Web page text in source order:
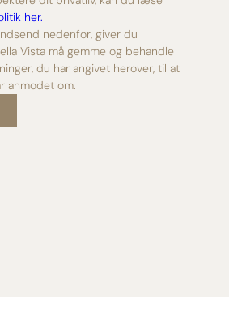
her.
nedenfor, giver du
Vista må gemme og behandle
du har angivet herover, til at
anmodet om.